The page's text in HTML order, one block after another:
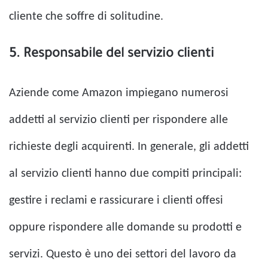
cliente che soffre di solitudine.
5. Responsabile del servizio clienti
Aziende come Amazon impiegano numerosi
addetti al servizio clienti per rispondere alle
richieste degli acquirenti. In generale, gli addetti
al servizio clienti hanno due compiti principali:
gestire i reclami e rassicurare i clienti offesi
oppure rispondere alle domande su prodotti e
servizi. Questo è uno dei settori del lavoro da